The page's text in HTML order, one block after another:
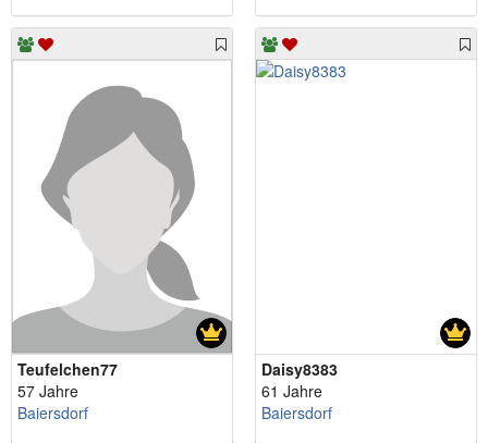
Teufelchen77
57 Jahre
Baiersdorf
Daisy8383
61 Jahre
Baiersdorf